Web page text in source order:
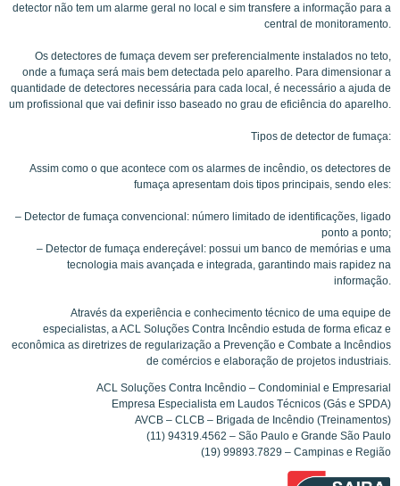
detector não tem um alarme geral no local e sim transfere a informação para a
central de monitoramento.
Os detectores de fumaça devem ser preferencialmente instalados no teto,
onde a fumaça será mais bem detectada pelo aparelho. Para dimensionar a
quantidade de detectores necessária para cada local, é necessário a ajuda de
um profissional que vai definir isso baseado no grau de eficiência do aparelho.
Tipos de detector de fumaça:
Assim como o que acontece com os alarmes de incêndio, os detectores de
fumaça apresentam dois tipos principais, sendo eles:
– Detector de fumaça convencional: número limitado de identificações, ligado
ponto a ponto;
– Detector de fumaça endereçável: possui um banco de memórias e uma
tecnologia mais avançada e integrada, garantindo mais rapidez na
informação.
Através da experiência e conhecimento técnico de uma equipe de
especialistas, a ACL Soluções Contra Incêndio estuda de forma eficaz e
econômica as diretrizes de regularização a Prevenção e Combate a Incêndios
de comércios e elaboração de projetos industriais.
ACL Soluções Contra Incêndio – Condominial e Empresarial
Empresa Especialista em Laudos Técnicos (Gás e SPDA)
AVCB – CLCB – Brigada de Incêndio (Treinamentos)
(11) 94319.4562 – São Paulo e Grande São Paulo
(19) 99893.7829 – Campinas e Região